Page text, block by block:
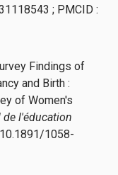
; PMCID :
Findings of
and Birth :
of Women's
de l'éducation
1058-